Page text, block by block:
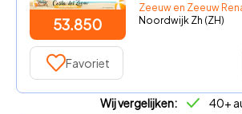
53.850
Zeeuw en Zeeuw
Noordwijk Zh (ZH)
Favoriet
Wij vergelijken: 40+